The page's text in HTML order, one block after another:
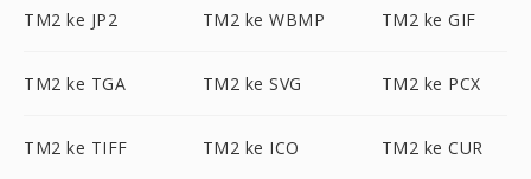
TM2 ke JP2 TM2 ke WBMP TM2 ke GIF
TM2 ke TGA TM2 ke SVG TM2 ke PCX
TM2 ke TIFF TM2 ke ICO TM2 ke CUR